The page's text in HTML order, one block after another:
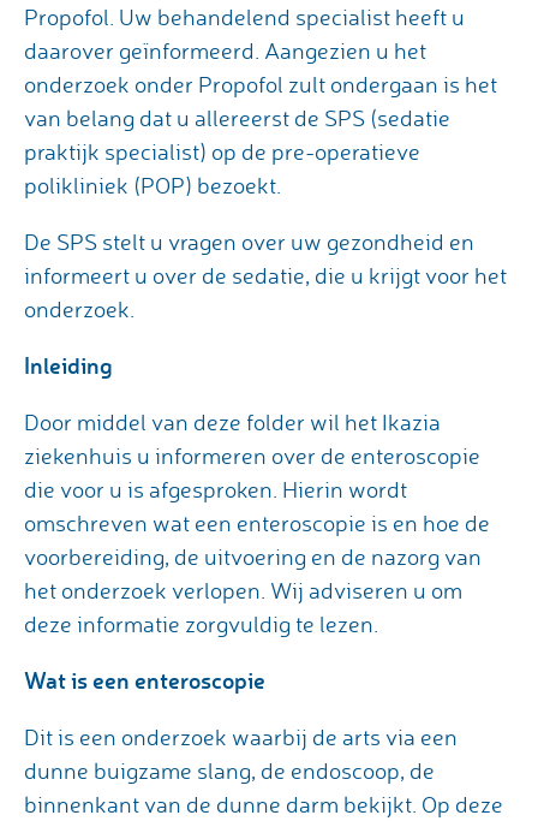
Propofol. Uw behandelend specialist heeft u
daarover geïnformeerd. Aangezien u het
onderzoek onder Propofol zult ondergaan is het
van belang dat u allereerst de SPS (sedatie
praktijk specialist) op de pre-operatieve
polikliniek (POP) bezoekt.
De SPS stelt u vragen over uw gezondheid en
informeert u over de sedatie, die u krijgt voor het
onderzoek.
Inleiding
Door middel van deze folder wil het Ikazia
ziekenhuis u informeren over de enteroscopie
die voor u is afgesproken. Hierin wordt
omschreven wat een enteroscopie is en hoe de
voorbereiding, de uitvoering en de nazorg van
het onderzoek verlopen. Wij adviseren u om
deze informatie zorgvuldig te lezen.
Wat is een enteroscopie
Dit is een onderzoek waarbij de arts via een
dunne buigzame slang, de endoscoop, de
binnenkant van de dunne darm bekijkt. Op deze